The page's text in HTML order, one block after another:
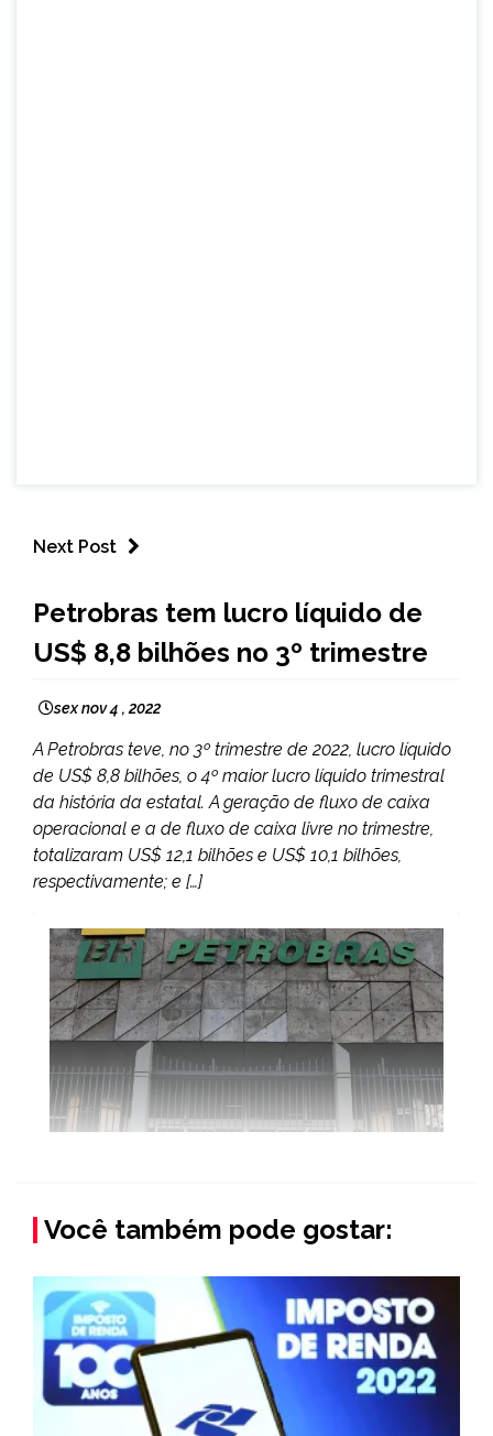
Next Post
NOTÍCIAS
Petrobras tem lucro líquido de
US$ 8,8 bilhões no 3º trimestre
sex nov 4 , 2022
A Petrobras teve, no 3º trimestre de 2022, lucro líquido
de US$ 8,8 bilhões, o 4º maior lucro líquido trimestral
da história da estatal. A geração de fluxo de caixa
operacional e a de fluxo de caixa livre no trimestre,
totalizaram US$ 12,1 bilhões e US$ 10,1 bilhões,
respectivamente; e […]
Você também pode gostar: